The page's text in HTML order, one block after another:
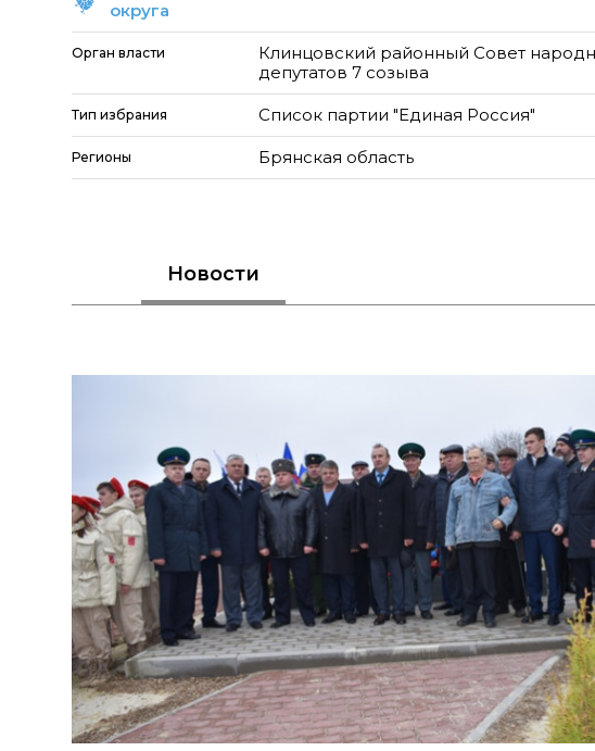
округа
Орган власти
Клинцовский районный Совет
депутатов 7 созыва
Тип избрания Список партии "Единая Россия"
Регионы Брянская область
Новости